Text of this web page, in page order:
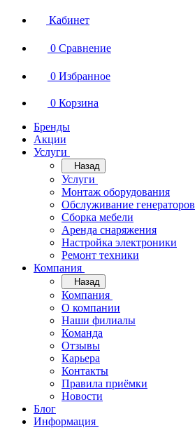
Кабинет
0 Сравнение
0 Избранное
0 Корзина
Бренды
Акции
Услуги
Назад
Услуги
Монтаж оборудования
Обслуживание генераторов
Сборка мебели
Аренда снаряжения
Настройка электроники
Ремонт техники
Компания
Назад
Компания
О компании
Наши филиалы
Команда
Отзывы
Карьера
Контакты
Правила приёмки
Новости
Блог
Информация